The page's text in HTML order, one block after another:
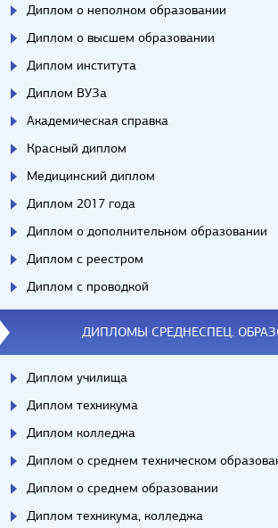
Диплом о неполном образовании
Диплом о высшем образовании
Диплом института
Диплом ВУЗа
Академическая справка
Красный диплом
Медицинский диплом
Диплом 2017 года
Диплом о дополнительном образовании
Диплом с реестром
Диплом с проводкой
ДИПЛОМЫ СРЕДНЕСПЕЦ.
Диплом училища
Диплом техникума
Диплом колледжа
Диплом о среднем техническом
Диплом о среднем образовании
Диплом техникума, колледжа